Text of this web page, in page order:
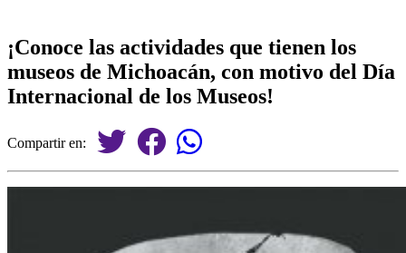
¡Conoce las actividades que tienen los
museos de Michoacán, con motivo del Día
Internacional de los Museos!
Compartir en: